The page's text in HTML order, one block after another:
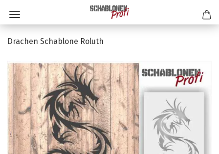
Drachen Schablone Roluth